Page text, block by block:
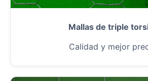
Mallas de triple
Calidad y mejor